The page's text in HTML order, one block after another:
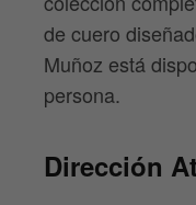
de cuero
Muñoz está
persona.
Dirección